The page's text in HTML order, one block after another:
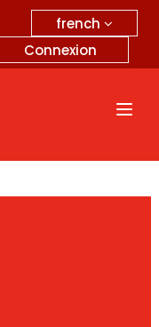
french
Connexion